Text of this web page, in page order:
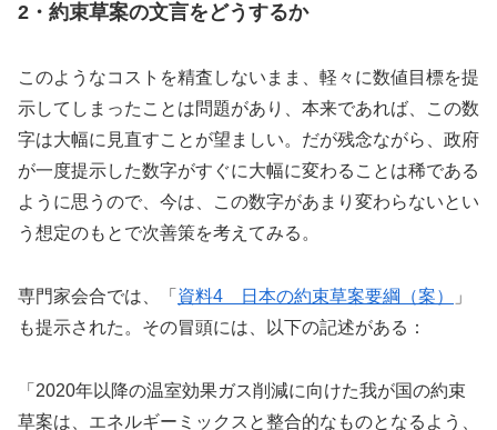
2・約束草案の文言をどうするか
このようなコストを精査しないまま、軽々に数値目標を提
示してしまったことは問題があり、本来であれば、この数
字は大幅に見直すことが望ましい。だが残念ながら、政府
が一度提示した数字がすぐに大幅に変わることは稀である
ように思うので、今は、この数字があまり変わらないとい
う想定のもとで次善策を考えてみる。
専門家会合では、「 資料4 日本の約束草案要綱（案）
」
も提示された。その冒頭には、以下の記述がある：
「2020年以降の温室効果ガス削減に向けた我が国の約束
草案は、エネルギーミックスと整合的なものとなるよう、